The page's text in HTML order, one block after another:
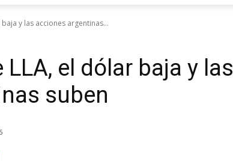
Confluencia
y las acciones argentinas...
el dólar baja y las
suben